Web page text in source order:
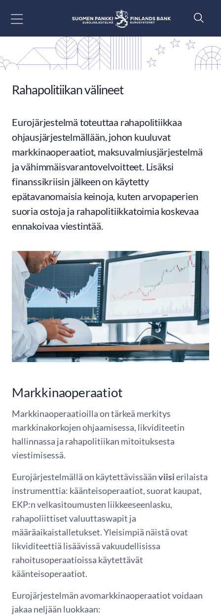
Rahapolitiikan välineet
Eurojärjestelmä toteuttaa rahapolitiikkaa
ohjausjärjestelmällään, johon kuuluvat
markkinaoperaatiot, maksuvalmiusjärjestelmä
ja vähimmäisvarantovelvoitteet. Lisäksi
finanssikriisin jälkeen on käytetty
epätavanomaisia keinoja, kuten arvopaperien
suoria ostoja ja rahapolitiikkatoimia koskevaa
ennakoivaa viestintää.
Markkinaoperaatiot
Markkinaoperaatioilla on tärkeä merkitys
markkinakorkojen ohjaamisessa, likviditeetin
hallinnassa ja rahapolitiikan mitoituksesta
viestimisessä.
Eurojärjestelmällä on käytettävissäänviisierilaista
instrumenttia: käänteisoperaatiot, suorat kaupat,
EKP:n velkasitoumusten liikkeeseenlasku,
rahapoliittiset valuuttaswapit ja
määräaikaistalletukset. Yleisimpiä näistä ovat
likviditeettiä lisäävissä vakuudellisissa
rahoitusoperaatioissa käytettävät
käänteisoperaatiot.
Eurojärjestelmän avomarkkinaoperaatiot voidaan
jakaa neljään luokkaan: